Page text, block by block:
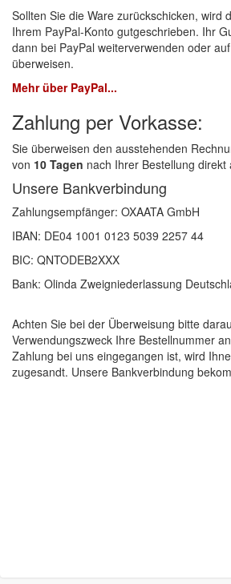
(1)
3M
(2)
Colad
COLOR-EXPERT
(1)
E-D
(1)
EVERCOAT
(2)
Facdos
(5)
Finixa
Indasa
(2)
KWASNY
(8)
Mirka
(1)
no-name
Sollten Sie die Ware zurückschicken, wird
Ihrem PayPal-Konto gutgeschrieben. Ihr
dann bei PayPal weiterverwenden oder
überweisen.
Mehr über PayPal...
Zahlung per Vorkasse:
Sie überweisen den ausstehenden
von 10 Tagen nach Ihrer Bestellung direkt
Unsere Bankverbindung
Zahlungsempfänger: OXAATA GmbH
IBAN: DE04 1001 0123 5039 2257 44
BIC: QNTODEB2XXX
Bank: Olinda Zweigniederlassung
Achten Sie bei der Überweisung bitte
Verwendungszweck Ihre Bestellnummer
Zahlung bei uns eingegangen ist, wird
zugesandt. Unsere Bankverbindung